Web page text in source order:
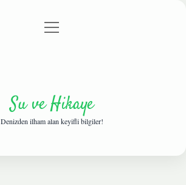
Gizlilik Politikası
menüyü
Su ve Hikaye
Denizden ilham alan keyifli bilgiler!